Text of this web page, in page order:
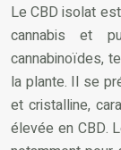
Le CBD isolat
cannabis et
cannabinoïdes,
la plante. Il se
et cristalline,
élevée en CBD.